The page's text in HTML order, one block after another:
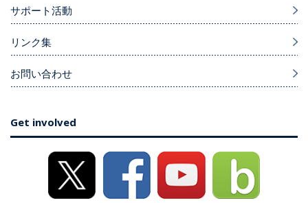
サポート活動
リンク集
お問い合わせ
Get involved